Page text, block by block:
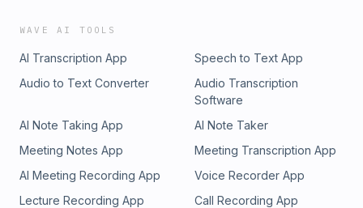
WAVE AI TOOLS
AI Transcription App
Speech to Text App
Audio to Text Converter
Audio Transcription
Software
AI Note Taking App
AI Note Taker
Meeting Notes App
Meeting Transcription App
AI Meeting Recording App
Voice Recorder App
Lecture Recording App
Call Recording App